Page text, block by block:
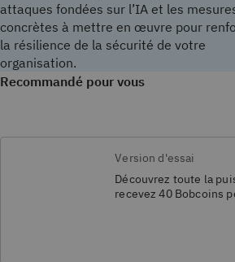
attaques fondées sur l’IA et les
concrètes à mettre en œuvre pour
la résilience de la sécurité de votre
organisation.
Recommandé pour vous
Version d'essai
Découvrez toute la
recevez 40 Bobcoins